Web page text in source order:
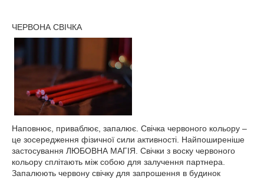
ЧЕРВОНА СВІЧКА
Наповнює, приваблює, запалює. Свічка червоного кольору –
це зосередження фізичної сили активності. Найпоширеніше
застосування ЛЮБОВНА МАГІЯ. Свічки з воску червоного
кольору сплітають між собою для залучення партнера.
Запалюють червону свічку для запрошення в будинок